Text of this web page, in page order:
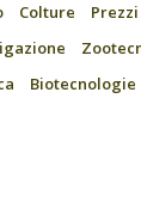
Colture
Biotecnologie